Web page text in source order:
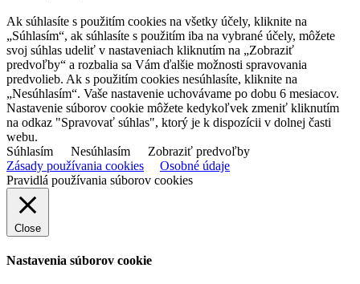
Ak súhlasíte s použitím cookies na všetky účely, kliknite na
„Súhlasím“, ak súhlasíte s použitím iba na vybrané účely, môžete
svoj súhlas udeliť v nastaveniach kliknutím na „Zobraziť
predvoľby“ a rozbalia sa Vám ďalšie možnosti spravovania
predvolieb. Ak s použitím cookies nesúhlasíte, kliknite na
„Nesúhlasím“. Vaše nastavenie uchovávame po dobu 6 mesiacov.
Nastavenie súborov cookie môžete kedykoľvek zmeniť kliknutím
na odkaz "Spravovať súhlas", ktorý je k dispozícii v dolnej časti
webu.
Súhlasím
Nesúhlasím
Zobraziť predvoľby
Zásady používania cookies
Osobné údaje
Pravidlá používania súborov cookies
Close
Nastavenia súborov cookie